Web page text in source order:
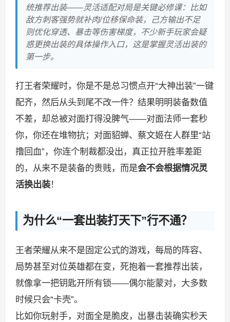
统推荐出装——灵活适配对局是关键必修课：比如
敌方刺客强势就补肉/位移保命装，己方输出不足
则优化穿透、暴击等伤害梯度，不少新手玩家会疑
惑更换出装的具体操作入口，这是掌握灵活出装的
第一步。
打王者荣耀时，你是不是总习惯点开“大神出装”一键
配齐，然后从头到尾不改一件？结果明明装备数值
不差，却总被对面打得没脾气——对面法师一套秒
你，你还在堆物抗；对面貂蝉、蔡文姬在人群里“站
撸回血”，你连个制裁都没出，真正拉开胜率差距
的，从来不是装备的贵贱，而是会不会根据情况灵
活换出装！
为什么“一套出装打天下”行不通？
王者荣耀从来不是固定公式的游戏，每局的阵容、
局势甚至对位英雄都在变，死抱着一套推荐出装，
就像拿一把钥匙开所有锁——偶尔能蒙对，大多数
时候只会“卡壳”。
比如你玩射手，对面全是脆皮，出暴击装确实秒天